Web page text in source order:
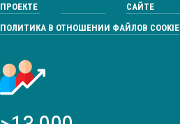
ПРОЕКТЕ
САЙТЕ
ПОЛИТИКА В ОТНОШЕНИИ ФАЙЛОВ COOKIE